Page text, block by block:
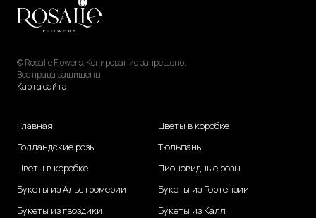
© Rosalie Flowers. Копирование запрещено.
Все права защищены
Карта сайта
Главная
Голландские розы
Цветы в коробке
Букеты из Альстромерии
Букеты из гвоздики
Цветы в коробке
Тюльпаны
Пионовидные розы
Букеты из Гортензии
Букеты из Калл